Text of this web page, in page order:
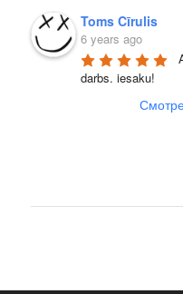
Toms Cīrulis
6 years ago
darbs. iesaku!